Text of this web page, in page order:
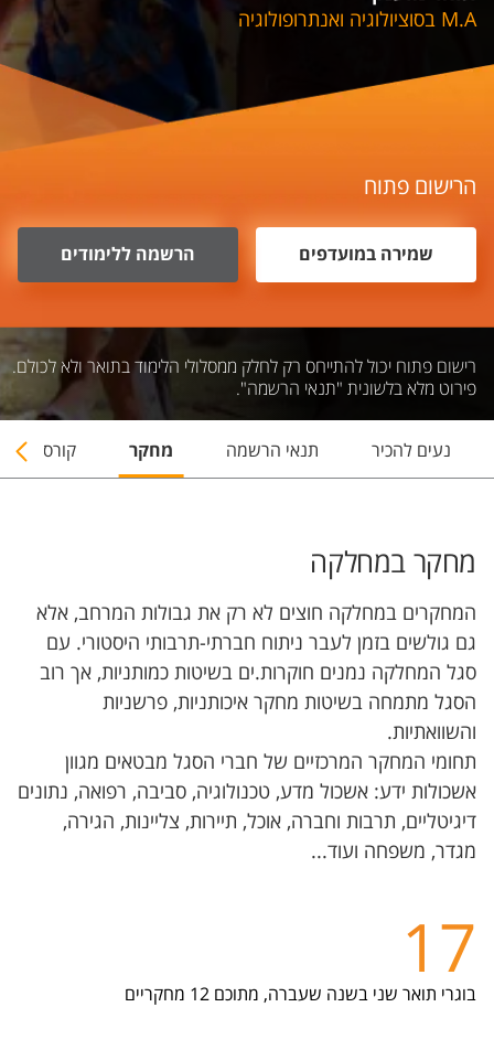
M.A בסוציולוגיה ואנתרופולוגיה
הרישום פתוח
שמירה במועדפים הרשמה ללימודים
רישום פתוח יכול להתייחס רק לחלק ממסלולי הלימוד בתואר ולא לכולם.
פירוט מלא בלשונית "תנאי הרשמה".
נעים להכיר תנאי הרשמה מחקר קורסים
מחקר במחלקה
המחקרים במחלקה חוצים לא רק את גבולות המרחב, אלא
גם גולשים בזמן לעבר ניתוח חברתי-תרבותי היסטורי. עם
סגל המחלקה נמנים חוקרות.ים בשיטות כמותניות, אך רוב
הסגל מתמחה בשיטות מחקר איכותניות, פרשניות
תחומי המחקר המרכזיים של חברי הסגל מבטאים מגוון
אשכולות ידע: אשכול מדע, טכנולוגיה, סביבה, רפואה, נתונים
דיגיטליים, תרבות וחברה, אוכל, תיירות, צליינות, הגירה,
מגדר, משפחה ועוד...
17
בוגרי תואר שני בשנה שעברה, מתוכם 12 מחקריים